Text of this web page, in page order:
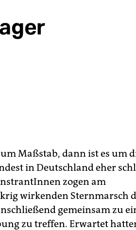
Maßstab, dann ist es um
in Deutschland eher
zogen am
wirkenden Sternmarsch
gemeinsam zu
zu treffen. Erwartet